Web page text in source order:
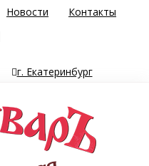
Новости
Контакты
г. Екатеринбург